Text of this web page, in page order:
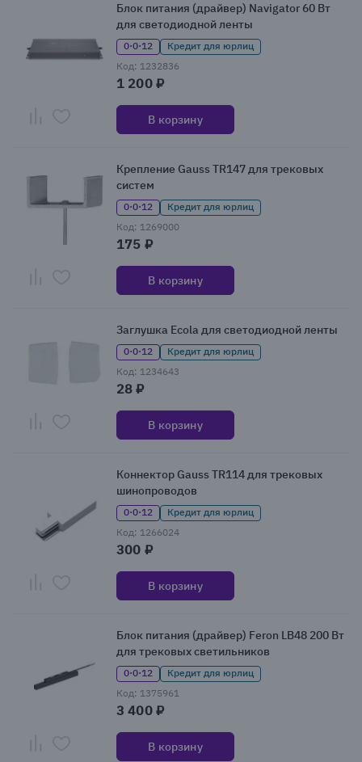
Блок питания (драйвер) Navigator 60 Вт
для светодиодной ленты
0·0·12
Кредит для юрлиц
Код: 1232836
1 200 ₽
В корзину
Крепление Gauss TR147 для трековых
систем
0·0·12
Кредит для юрлиц
Код: 1269000
175 ₽
В корзину
Заглушка Ecola для светодиодной ленты
0·0·12
Кредит для юрлиц
Код: 1234643
28 ₽
В корзину
Коннектор Gauss TR114 для трековых
шинопроводов
0·0·12
Кредит для юрлиц
Код: 1266024
300 ₽
В корзину
Блок питания (драйвер) Feron LB48 200 Вт
для трековых светильников
0·0·12
Кредит для юрлиц
Код: 1375961
3 400 ₽
В корзину